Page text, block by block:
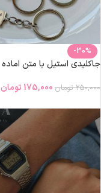
-30%
جاکلیدی استیل با متن اماده
250,000 تومان 175,000 تومان